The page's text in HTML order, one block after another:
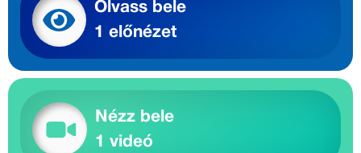
Olvass bele
1 előnézet
Nézz bele
1 videó